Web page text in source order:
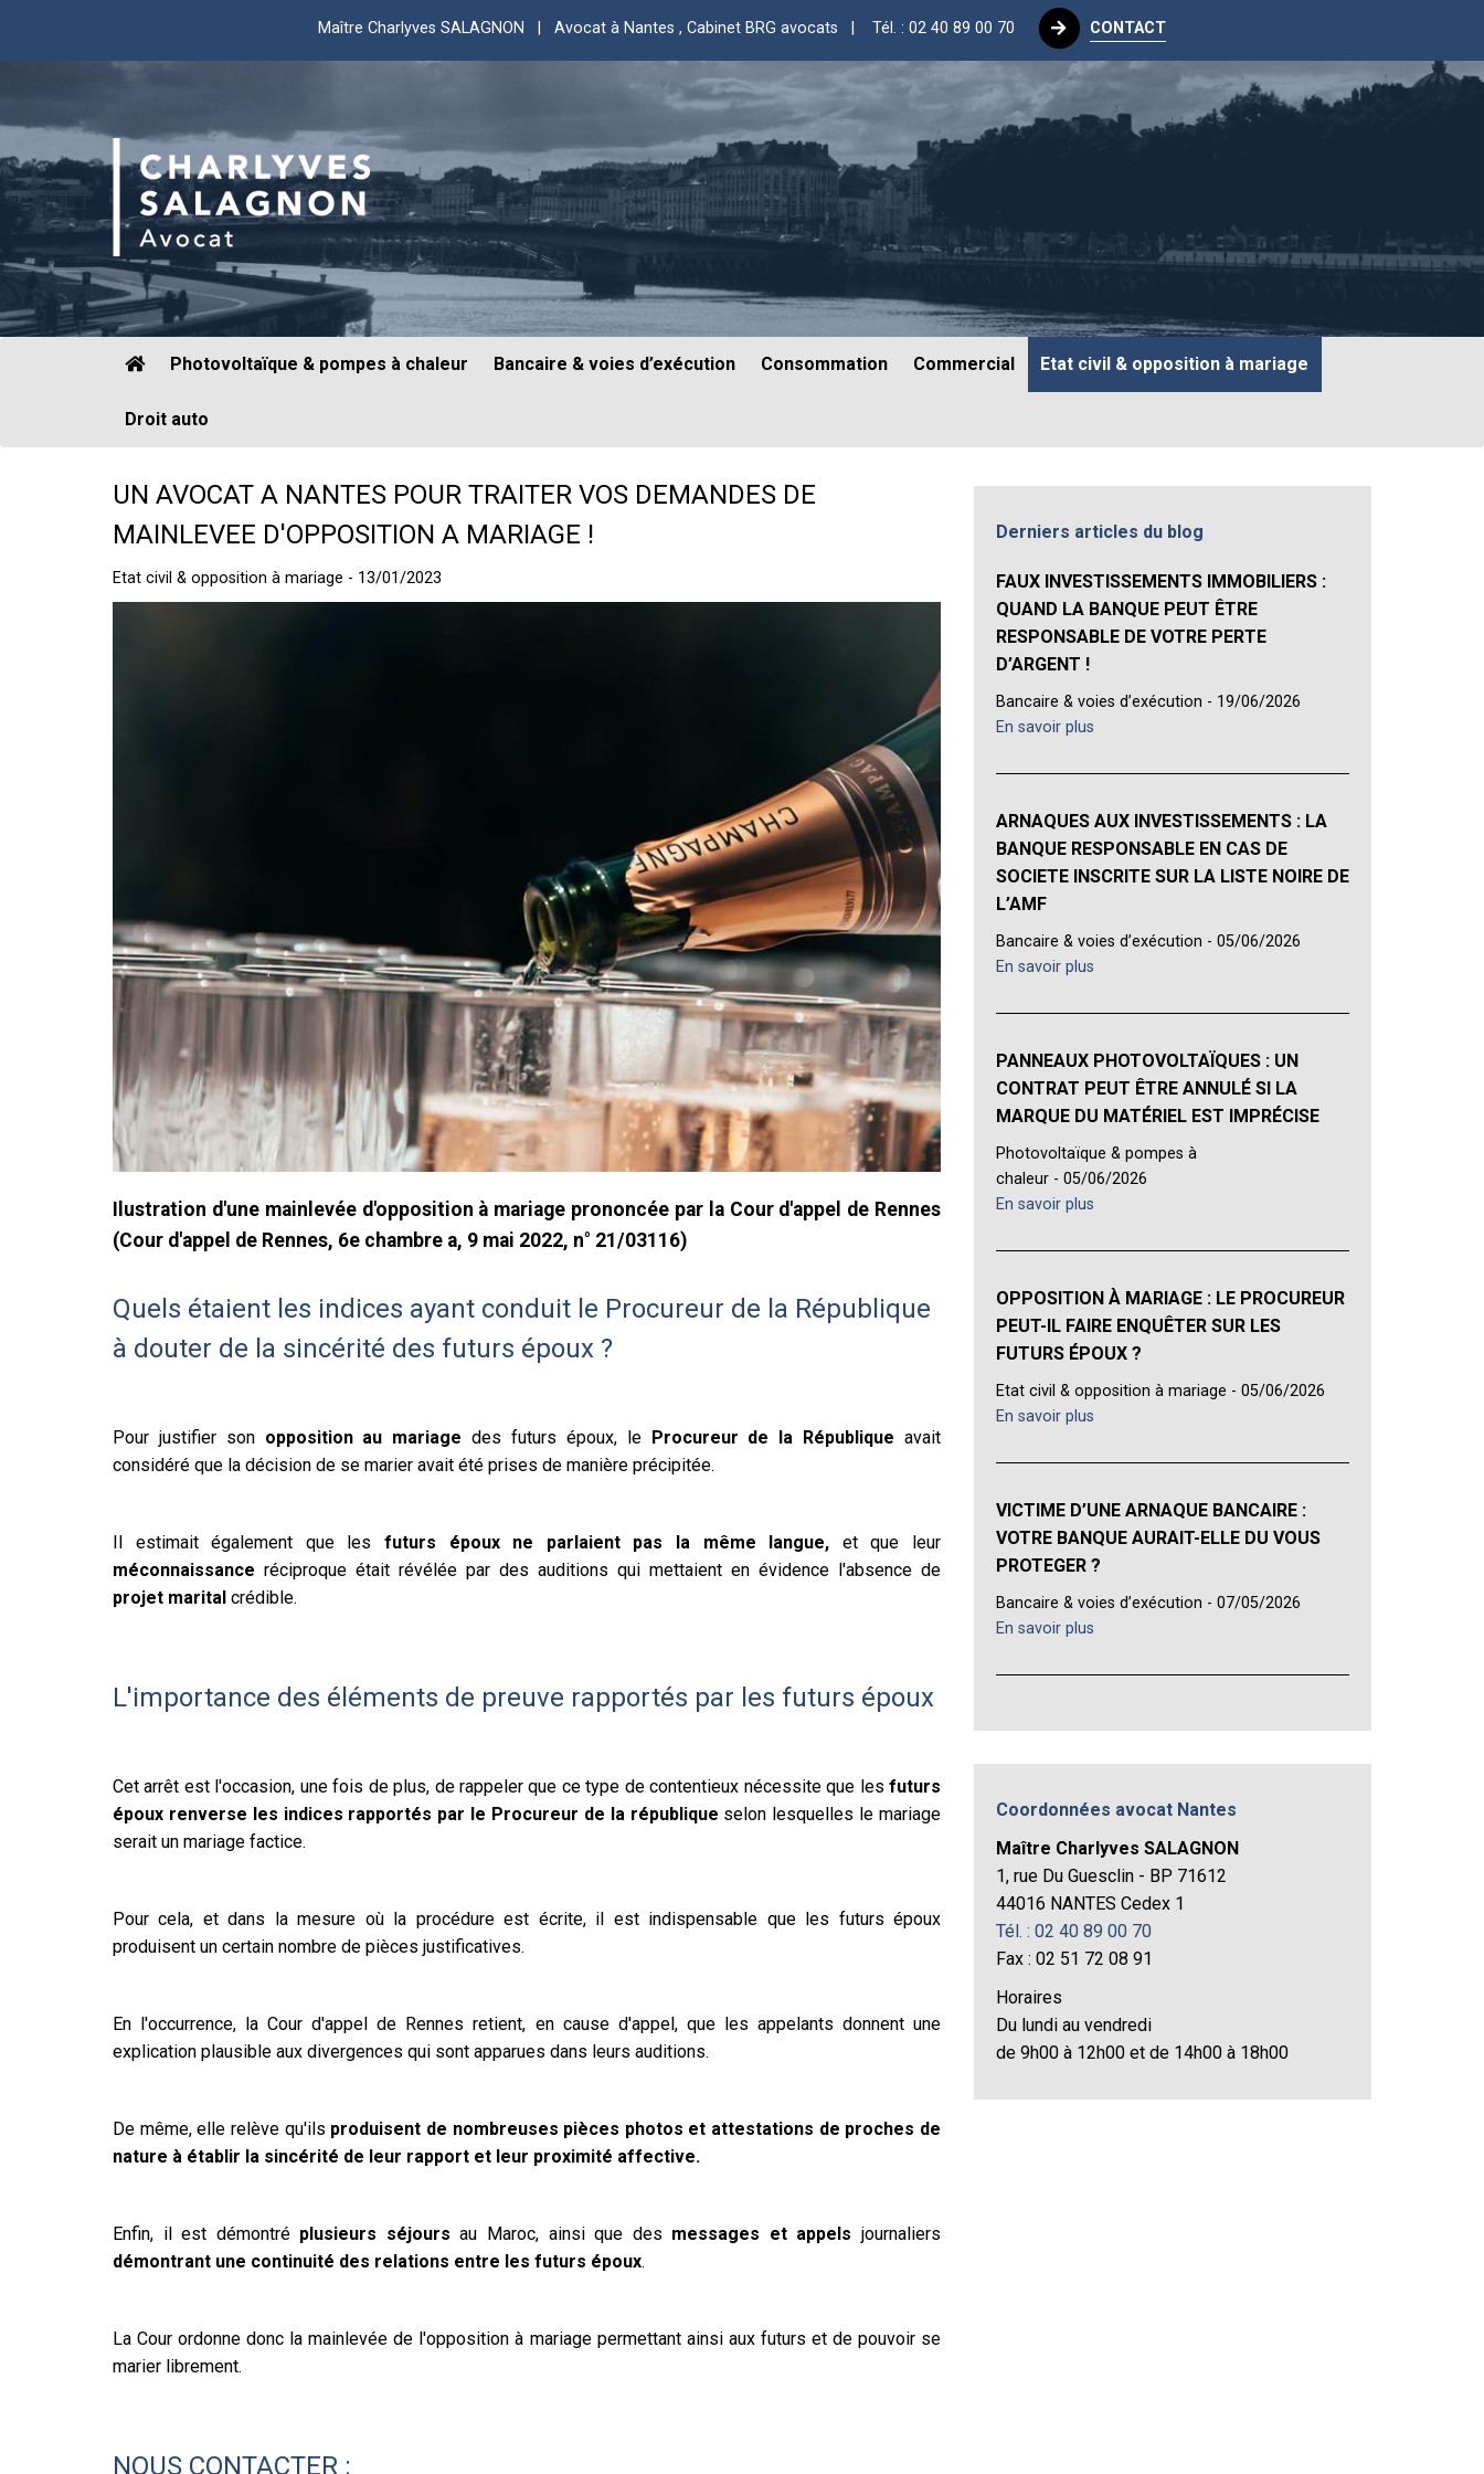
Maître Charlyves SALAGNON | Avocat à Nantes , Cabinet BRG avocats | Tél. : 02 40 89 00 70 CONTACT
Photovoltaïque & pompes à chaleur Bancaire & voies d’exécution Consommation Commercial Etat civil & opposition à mariage
Droit auto
UN AVOCAT A NANTES POUR TRAITER VOS DEMANDES DE
MAINLEVEE D'OPPOSITION A MARIAGE !
Etat civil & opposition à mariage - 13/01/2023
Ilustration d'une mainlevée d'opposition à mariage prononcée par la Cour d'appel de Rennes
(Cour d'appel de Rennes, 6e chambre a, 9 mai 2022, n° 21/03116)
Quels étaient les indices ayant conduit le Procureur de la République
à douter de la sincérité des futurs époux ?
Pour justifier son opposition au mariage des futurs époux, le Procureur de la République avait
considéré que la décision de se marier avait été prises de manière précipitée.
Il estimait également que les futurs époux ne parlaient pas la même langue, et que leur
méconnaissance réciproque était révélée par des auditions qui mettaient en évidence l'absence de
projet marital crédible.
L'importance des éléments de preuve rapportés par les futurs époux
Cet arrêt est l'occasion, une fois de plus, de rappeler que ce type de contentieux nécessite que les futurs
époux renverse les indices rapportés par le Procureur de la république selon lesquelles le mariage
serait un mariage factice.
Pour cela, et dans la mesure où la procédure est écrite, il est indispensable que les futurs époux
produisent un certain nombre de pièces justificatives.
En l'occurrence, la Cour d'appel de Rennes retient, en cause d'appel, que les appelants donnent une
explication plausible aux divergences qui sont apparues dans leurs auditions.
De même, elle relève qu'ils produisent de nombreuses pièces photos et attestations de proches de
nature à établir la sincérité de leur rapport et leur proximité affective.
Enfin, il est démontré plusieurs séjoursau Maroc, ainsi que des messages et appelsjournaliers
démontrant une continuité des relations entre les futurs époux.
La Cour ordonne donc la mainlevée de l'opposition à mariage permettant ainsi aux futurs et de pouvoir se
marier librement.
NOUS CONTACTER :
Derniers articles du blog
FAUX INVESTISSEMENTS IMMOBILIERS :
QUAND LA BANQUE PEUT ÊTRE
RESPONSABLE DE VOTRE PERTE
D’ARGENT !
Bancaire & voies d’exécution - 19/06/2026
En savoir plus
ARNAQUES AUX INVESTISSEMENTS : LA
BANQUE RESPONSABLE EN CAS DE
SOCIETE INSCRITE SUR LA LISTE NOIRE DE
L’AMF
Bancaire & voies d’exécution - 05/06/2026
En savoir plus
PANNEAUX PHOTOVOLTAÏQUES : UN
CONTRAT PEUT ÊTRE ANNULÉ SI LA
MARQUE DU MATÉRIEL EST IMPRÉCISE
Photovoltaïque & pompes à
chaleur - 05/06/2026
En savoir plus
OPPOSITION À MARIAGE : LE PROCUREUR
PEUT-IL FAIRE ENQUÊTER SUR LES
FUTURS ÉPOUX ?
Etat civil & opposition à mariage - 05/06/2026
En savoir plus
VICTIME D’UNE ARNAQUE BANCAIRE :
VOTRE BANQUE AURAIT-ELLE DU VOUS
PROTEGER ?
Bancaire & voies d’exécution - 07/05/2026
En savoir plus
Coordonnées avocat Nantes
Maître Charlyves SALAGNON
1, rue Du Guesclin - BP 71612
44016 NANTES Cedex 1
Tél. : 02 40 89 00 70
Fax : 02 51 72 08 91
Horaires
Du lundi au vendredi
de 9h00 à 12h00 et de 14h00 à 18h00